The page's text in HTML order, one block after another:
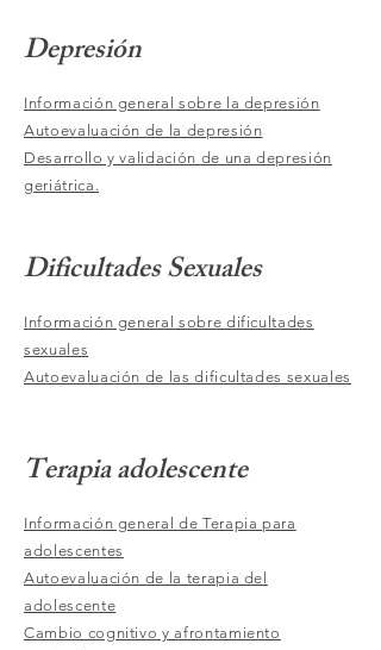
Depresión
Información general sobre la depresión
Autoevaluación de la depresión
Desarrollo y validación de una depresión
geriátrica.
Dificultades Sexuales
Información general sobre dificultades
sexuales
Autoevaluación de las dificultades sexuales
Terapia adolescente
Información general de Terapia para
adolescentes
Autoevaluación de la terapia del
adolescente
Cambio cognitivo y afrontamiento